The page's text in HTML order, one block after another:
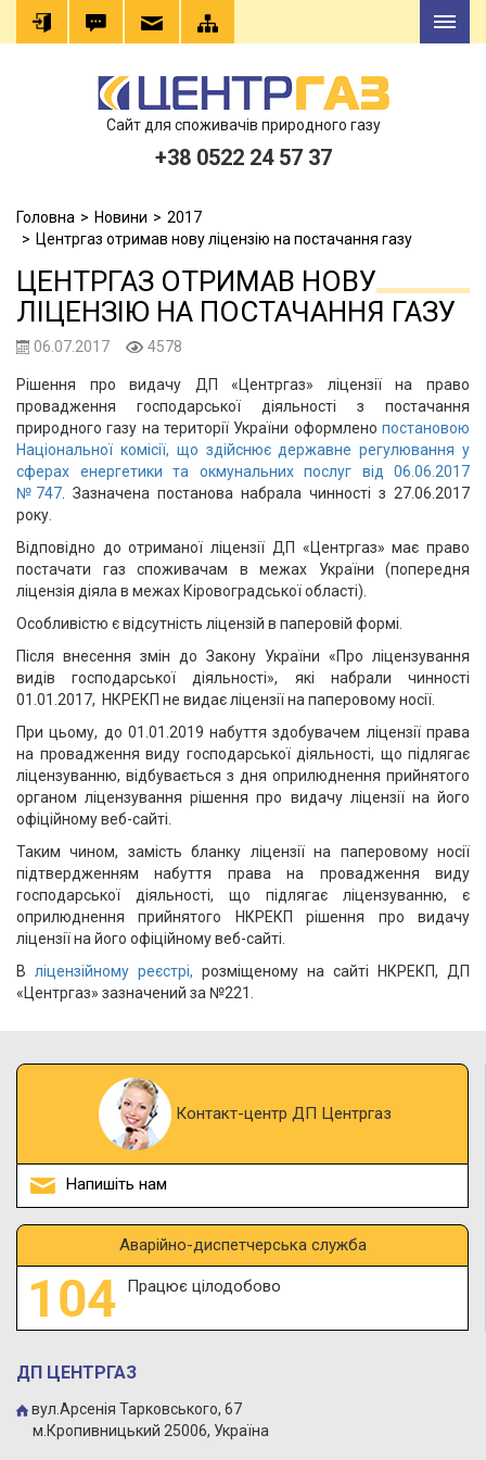
Сайт для споживачів природного газу
+38 0522 24 57 37
Головна Новини
2017
Центргаз отримав нову ліцензію на постачання газу
ЦЕНТРГАЗ ОТРИМАВ НОВУ
ЛІЦЕНЗІЮ НА ПОСТАЧАННЯ ГАЗУ
06.07.2017 4578
Рішення про видачу ДП «Центргаз» ліцензії на право
провадження господарської діяльності з постачання
природного газу на території України оформлено постановою
Національної комісії, що здійснює державне регулювання у
сферах енергетики та окмунальних послуг від 06.06.2017
№747. Зазначена постанова набрала чинності з 27.06.2017
року.
Відповідно до отриманої ліцензії ДП «Центргаз» має право
постачати газ споживачам в межах України (попередня
ліцензія діяла в межах Кіровоградської області).
Особливістю є відсутність ліцензій в паперовій формі.
Після внесення змін до Закону України «Про ліцензування
видів господарської діяльності», які набрали чинності
01.01.2017, НКРЕКП не видає ліцензії на паперовому носії.
При цьому, до 01.01.2019 набуття здобувачем ліцензії права
на провадження виду господарської діяльності, що підлягає
ліцензуванню, відбувається з дня оприлюднення прийнятого
органом ліцензування рішення про видачу ліцензії на його
офіційному веб-сайті.
Таким чином, замість бланку ліцензії на паперовому носії
підтвердженням набуття права на провадження виду
господарської діяльності, що підлягає ліцензуванню, є
оприлюднення прийнятого НКРЕКП рішення про видачу
ліцензії на його офіційному веб-сайті.
В ліцензійному реєстрі, розміщеному на сайті НКРЕКП, ДП
«Центргаз» зазначений за №221.
Контакт-центр ДП Центргаз
Напишіть нам
Аварійно-диспетчерська служба
Працює цілодобово
ДП ЦЕНТРГАЗ
вул.Арсенія Тарковського, 67
м.Кропивницький 25006, Україна